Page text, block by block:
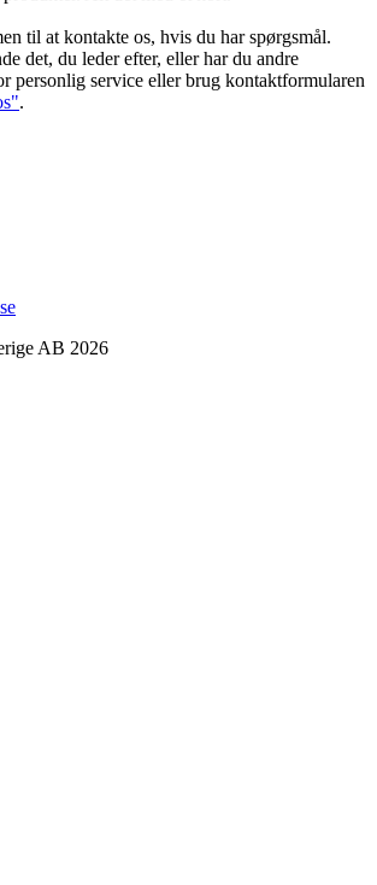
til at kontakte os, hvis du har spørgsmål.
det, du leder efter, eller har du andre
personlig service eller brug kontaktformularen
.
AB 2026